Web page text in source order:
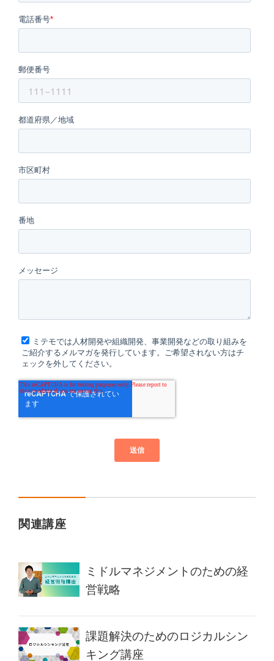
関連講座
ミドルマネジメントのための経
営戦略
課題解決のためのロジカルシン
キング講座